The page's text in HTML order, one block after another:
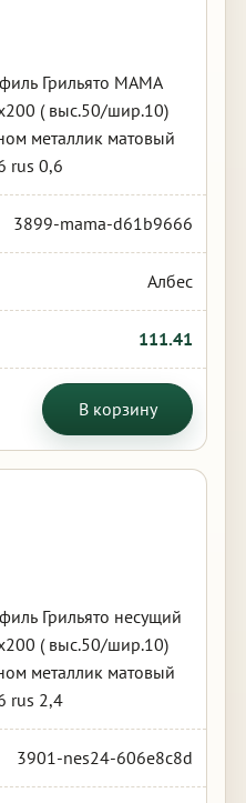
Грильято МАМА
( выс.50/шир.10)
металлик матовый
rus 0,6
3899-mama-d61b9666
Албес
111.41
В корзину
Грильято несущий
( выс.50/шир.10)
металлик матовый
rus 2,4
3901-nes24-606e8c8d